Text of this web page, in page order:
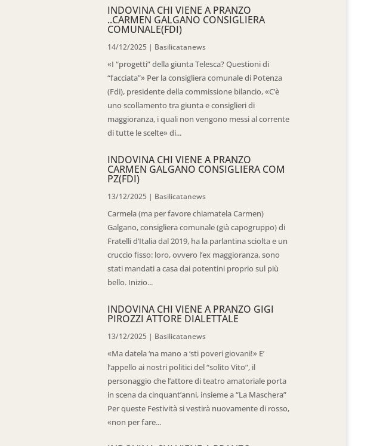
INDOVINA CHI VIENE A PRANZO
..CARMEN GALGANO CONSIGLIERA
COMUNALE(FDI)
14/12/2025 | Basilicatanews
«I “progetti” della giunta Telesca? Questioni di
“facciata”» Per la consigliera comunale di Potenza
(Fdi), presidente della commissione bilancio, «C’è
uno scollamento tra giunta e consiglieri di
maggioranza, i quali non vengono messi al corrente
di tutte le scelte» di...
INDOVINA CHI VIENE A PRANZO
CARMEN GALGANO CONSIGLIERA COM
PZ(FDI)
13/12/2025 | Basilicatanews
Carmela (ma per favore chiamatela Carmen)
Galgano, consigliera comunale (già capogruppo) di
Fratelli d’Italia dal 2019, ha la parlantina sciolta e un
cruccio fisso: loro, ovvero l’ex maggioranza, sono
stati mandati a casa dai potentini proprio sul più
bello. Inizio...
INDOVINA CHI VIENE A PRANZO GIGI
PIROZZI ATTORE DIALETTALE
13/12/2025 | Basilicatanews
«Ma datela ‘na mano a ‘sti poveri giovani!» E’
l’appello ai nostri politici del “solito Vito”, il
personaggio che l’attore di teatro amatoriale porta
in scena da cinquant’anni, insieme a “La Maschera”
Per queste Festività si vestirà nuovamente di rosso,
«non per fare...